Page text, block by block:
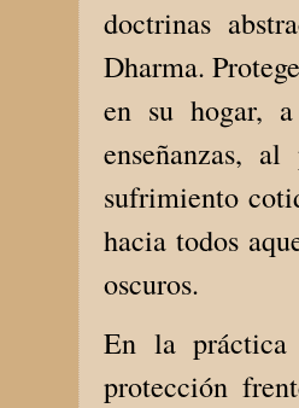
doctrinas
Dharma.
en su hogar,
enseñanzas,
sufrimiento
hacia todos
oscuros.
En la práctica
protección